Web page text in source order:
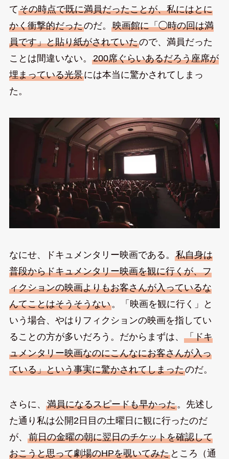
てその時点で既に満員だったことが、私にはとに
かく衝撃的だったのだ。 映画館に「◯時の回は満
員です」と貼り紙がされていたので、満員だった
ことは間違いない。 200席ぐらいあるだろう座席が
埋まっている光景には本当に驚かされてしまっ
た。
なにせ、ドキュメンタリー映画である。 私自身は
普段からドキュメンタリー映画を観に行くが、フ
ィクションの映画よりもお客さんが入っているな
んてことはそうそうない。「映画を観に行く」と
いう場合、やはりフィクションの映画を指してい
ることの方が多いだろう。だからまずは、 「ドキ
ュメンタリー映画なのにこんなにお客さんが入っ
ている」という事実に驚かされてしまったのだ。
さらに、 満員になるスピードも早かった。先述し
た通り私は公開2日目の土曜日に観に行ったのだ
が、 前日の金曜の朝に翌日のチケットを確認して
おこうと思って劇場のHPを覗いてみたところ（通